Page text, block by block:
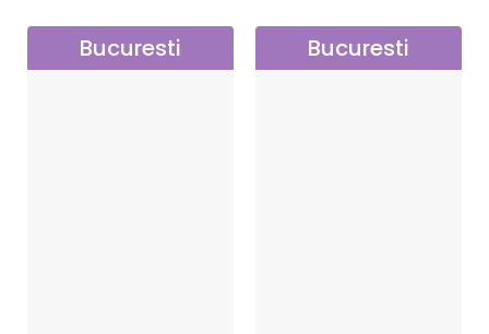
Bucuresti Bucuresti